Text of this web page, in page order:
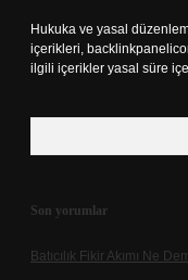
Hukuka ve yasal
içerikleri,
ilgili içerikler yasal süre
Son yorumlar
Batıcılık Fikir Akımı Ne